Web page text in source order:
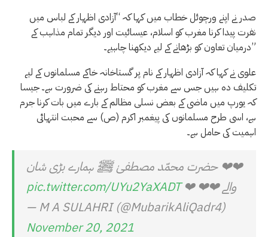
صدر نے اپنے ورچوئل خطاب میں کہا کہ “آزادی اظہار کے لباس میں
نفرت پیدا کرنا مغرب کو اسلام، عیسائیت اور دیگر تمام مذاہب کے
درمیان تعاون کو بڑھانے کے لیے دیکھنا چاہیے۔”
علوی نے کہا کہ آزادی اظہار کے نام پر گستاخانہ خاکے مسلمانوں کے لیے
تکلیف دہ ہیں جس سے مغرب کو محتاط رہنے کی ضرورت ہے۔ جیسا
کہ یورپ میں ماضی کے بعض نسلی مظالم کے بارے میں بات کرنا جرم
ہے، اسی طرح مسلمانوں کی پیغمبر اکرم (ص) سے محبت انتہائی
اہمیت کی حامل ہے۔
❤❤ حضرت محمّد مصطفیٰ ﷺ ہمارے بڑی شان
والے ❤❤ ❤pic.twitter.com/UYu2YaXADT
— M A SULAHRI (@MubarikAliQadr4)
November 20, 2021